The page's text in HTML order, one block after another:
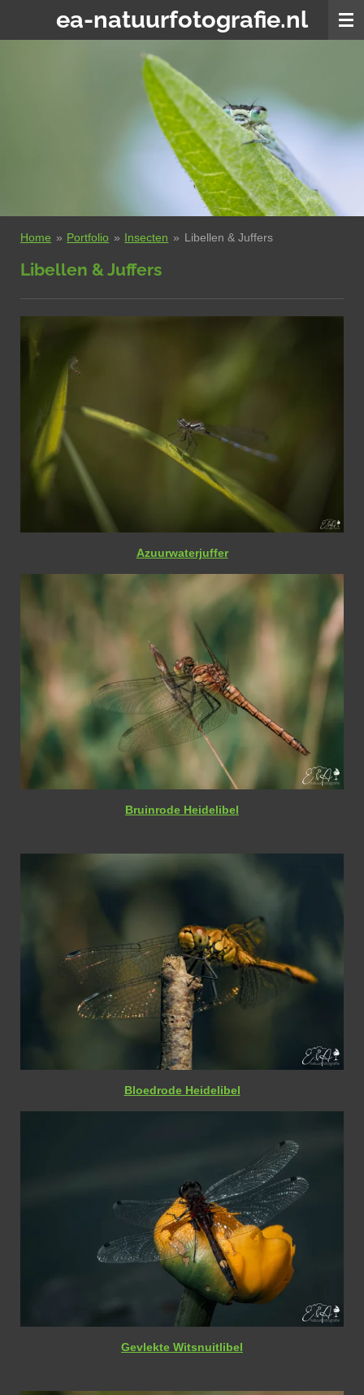
ea-natuurfotografie.nl
Home » Portfolio » Insecten » Libellen & Juffers
Libellen & Juffers
Azuurwaterjuffer
Bruinrode Heidelibel
Bloedrode Heidelibel
Gevlekte Witsnuitlibel